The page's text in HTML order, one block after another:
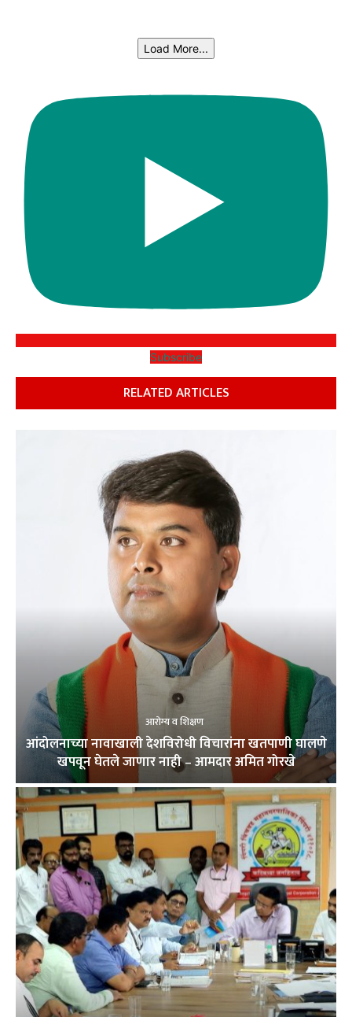
Load More...
Subscribe
RELATED ARTICLES
आरोग्य व शिक्षण
आंदोलनाच्या नावाखाली देशविरोधी विचारांना खतपाणी घालणे
खपवून घेतले जाणार नाही – आमदार अमित गोरखे